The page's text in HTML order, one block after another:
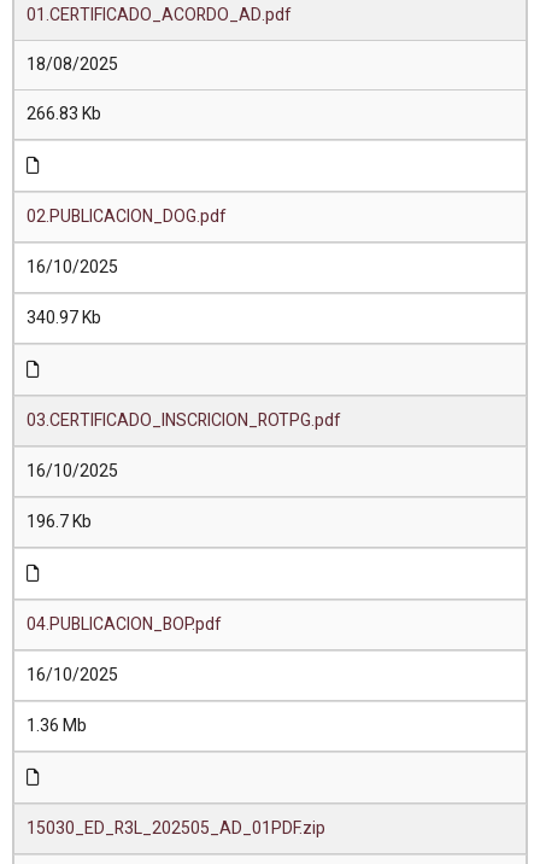
01.CERTIFICADO_ACORDO_AD.pdf
18/08/2025
266.83 Kb
02.PUBLICACION_DOG.pdf
16/10/2025
340.97 Kb
03.CERTIFICADO_INSCRICION_ROTPG.pdf
16/10/2025
196.7 Kb
04.PUBLICACION_BOP.pdf
16/10/2025
1.36 Mb
15030_ED_R3L_202505_AD_01PDF.zip